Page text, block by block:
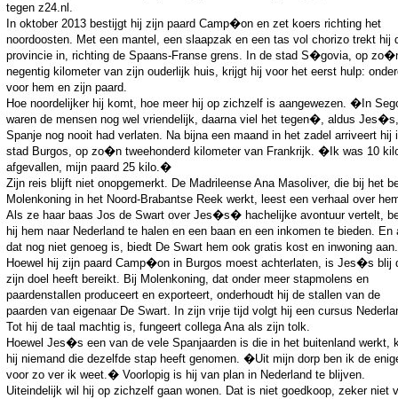
tegen z24.nl.
In oktober 2013 bestijgt hij zijn paard Camp�on en zet koers richting het
noordoosten. Met een mantel, een slaapzak en een tas vol chorizo trekt hij
provincie in, richting de Spaans-Franse grens. In de stad S�govia, op
negentig kilometer van zijn ouderlijk huis, krijgt hij voor het eerst hulp:
voor hem en zijn paard.
Hoe noordelijker hij komt, hoe meer hij op zichzelf is aangewezen. �In
waren de mensen nog wel vriendelijk, daarna viel het tegen�, aldus
Spanje nog nooit had verlaten. Na bijna een maand in het zadel arriveert hij
stad Burgos, op zo�n tweehonderd kilometer van Frankrijk. �Ik was 10
afgevallen, mijn paard 25 kilo.�
Zijn reis blijft niet onopgemerkt. De Madrileense Ana Masoliver, die bij het
Molenkoning in het Noord-Brabantse Reek werkt, leest een verhaal over
Als ze haar baas Jos de Swart over Jes�s� hachelijke avontuur vertelt,
hij hem naar Nederland te halen en een baan en een inkomen te bieden. En
dat nog niet genoeg is, biedt De Swart hem ook gratis kost en inwoning aan.
Hoewel hij zijn paard Camp�on in Burgos moest achterlaten, is Jes�s blij
zijn doel heeft bereikt. Bij Molenkoning, dat onder meer stapmolens en
paardenstallen produceert en exporteert, onderhoudt hij de stallen van de
paarden van eigenaar De Swart. In zijn vrije tijd volgt hij een cursus
Tot hij de taal machtig is, fungeert collega Ana als zijn tolk.
Hoewel Jes�s een van de vele Spanjaarden is die in het buitenland werkt,
hij niemand die dezelfde stap heeft genomen. �Uit mijn dorp ben ik de
voor zo ver ik weet.� Voorlopig is hij van plan in Nederland te blijven.
Uiteindelijk wil hij op zichzelf gaan wonen. Dat is niet goedkoop, zeker niet